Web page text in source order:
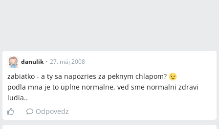
Otvorené otázky
Kedy presne pozeranie prechádza do reálnej zrady, ak
vôbec?
Ako nastaviť hranice tak, aby neviedli k eskalácii konfliktu
alebo k zhoršeniu dôvery?
danulik • 27. máj 2008
zabiatko - a ty sa napozries za peknym chlapom?
podla mna je to uplne normalne, ved sme normalni zdravi
ludia..
Odpovedz